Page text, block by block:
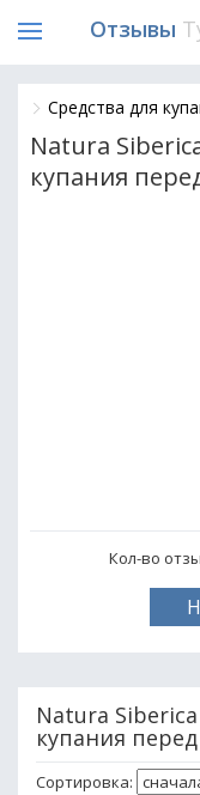
Отзывы
Средства для
Natura
купания
Кол-во
Natura
купания
Сортировка: